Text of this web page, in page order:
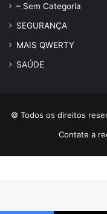
– Sem Categoria
SEGURANÇA
MAIS QWERTY
SAÚDE
© Todos os direitos
Contate a